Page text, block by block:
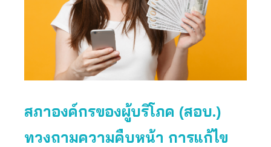
สภาองค์กรของผู้บริโภค (สอบ.)
ทวงถามความคืบหน้า การแก้ไข